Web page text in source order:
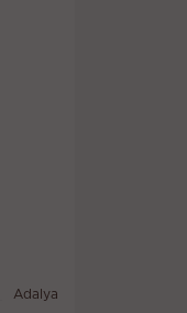
Adalya